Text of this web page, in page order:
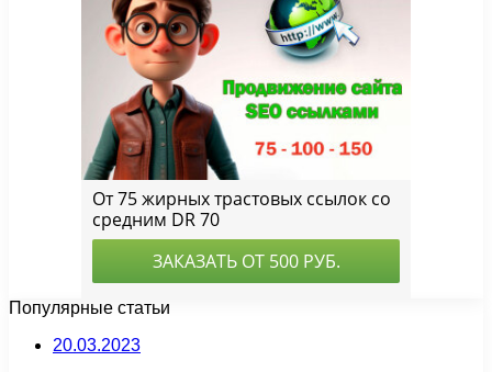
Популярные статьи
20.03.2023